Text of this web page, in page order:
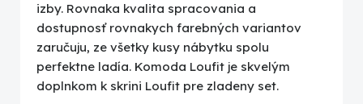
izby. Rovnaka kvalita spracovania a
dostupnosť rovnakych farebných variantov
zaručuju, ze všetky kusy nábytku spolu
perfektne ladía. Komoda Loufit je skvelým
doplnkom k skrini Loufit pre zladeny set.